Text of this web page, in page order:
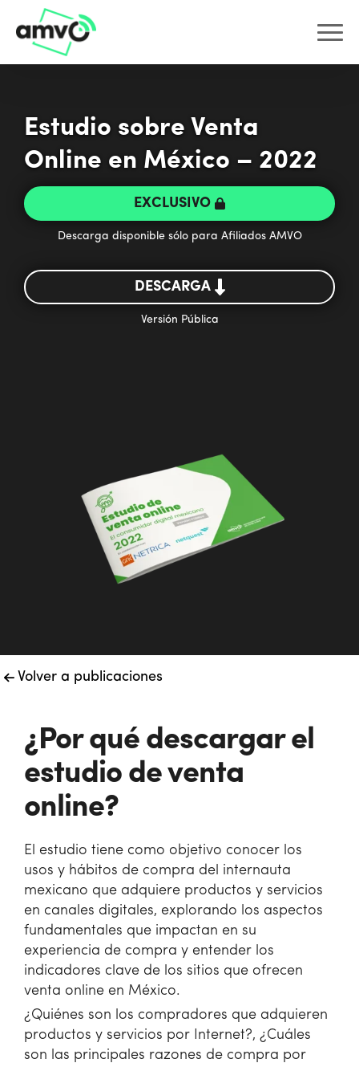
Estudio sobre Venta
Online en México – 2022
EXCLUSIVO
Descarga disponible sólo para Afiliados AMVO
DESCARGA
Versión Pública
Volver a publicaciones
¿Por qué descargar el
estudio de venta
online?
El estudio tiene como objetivo conocer los
usos y hábitos de compra del internauta
mexicano que adquiere productos y servicios
en canales digitales, explorando los aspectos
fundamentales que impactan en su
experiencia de compra y entender los
indicadores clave de los sitios que ofrecen
venta online en México.
¿Quiénes son los compradores que adquieren
productos y servicios por Internet?, ¿Cuáles
son las principales razones de compra por